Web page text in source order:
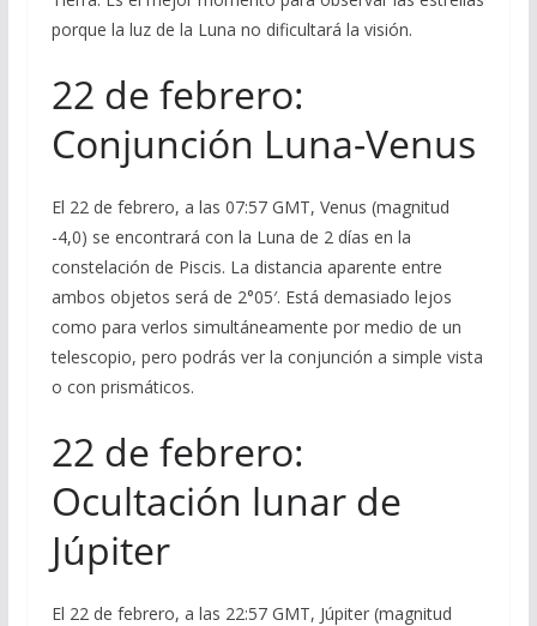
porque la luz de la Luna no dificultará la visión.
22 de febrero:
Conjunción Luna-Venus
El 22 de febrero, a las 07:57 GMT, Venus (magnitud
-4,0) se encontrará con la Luna de 2 días en la
constelación de Piscis. La distancia aparente entre
ambos objetos será de 2°05′. Está demasiado lejos
como para verlos simultáneamente por medio de un
telescopio, pero podrás ver la conjunción a simple vista
o con prismáticos.
22 de febrero:
Ocultación lunar de
Júpiter
El 22 de febrero, a las 22:57 GMT, Júpiter (magnitud